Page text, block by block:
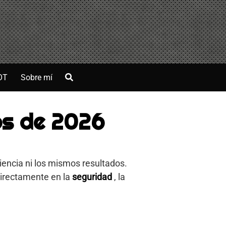
Sobre mí
de 2026
ni los mismos resultados.
en la seguridad , la